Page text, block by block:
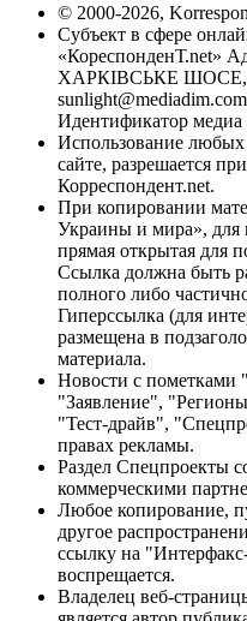
© 2000-2026,
Субъект в сфере
«КореспонденТ.net»
ХАРКІВСЬКЕ ШОСЕ,
Идентификатор медиа
Использование
сайте, разрешается
Корреспондент.net.
При копировании
Украины и мира», для
прямая открытая для
Ссылка должна быть
полного либо
Гиперссылка (для
размещена в
материала.
Новости с
"Заявление",
"Тест-драйв",
правах рекламы.
Раздел Спецпроекты
коммерческими
Любое копирование,
другое
ссылку на
воспрещается.
Владелец веб-